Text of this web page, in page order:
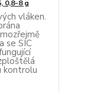
0,8-8 g
vláken.
se SIC
kontrolu